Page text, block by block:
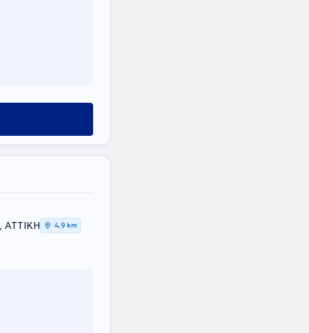
ΑΤΤΙΚΗ
4,9 km